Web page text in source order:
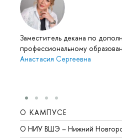
Заместитель декана по
профессиональному
Анастасия Сергеевна
О КАМПУСЕ
О НИУ ВШЭ – Нижний